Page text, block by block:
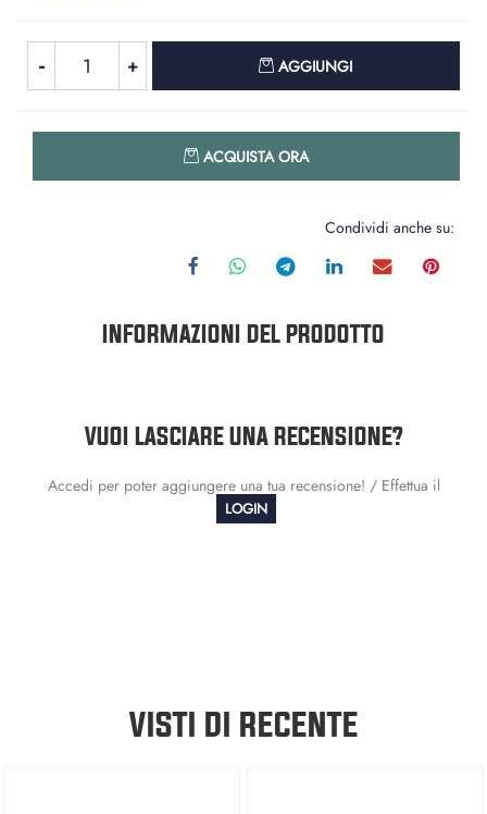
AGGIUNGI
ACQUISTA ORA
Condividi anche su:
INFORMAZIONI DEL PRODOTTO
VUOI LASCIARE UNA RECENSIONE?
Accedi per poter aggiungere una tua recensione! / Effettua il
LOGIN
VISTI DI RECENTE